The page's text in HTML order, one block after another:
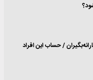
/ حساب این افراد